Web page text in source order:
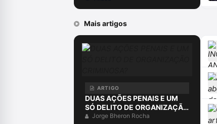
Mais artigos
ARTIGO
DUAS AÇÕES PENAIS E UM
SÓ DELITO DE ORGANIZAÇÃO
CRIMINOSA?
Jorge Bheron Rocha